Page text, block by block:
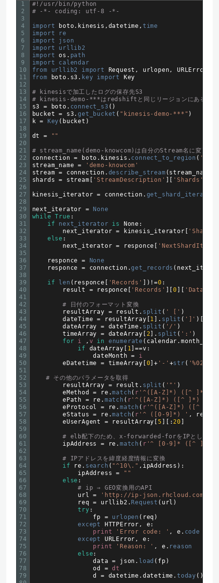
1
2
3
4
5
6
7
8
9
10
11
12
13
14
15
16
17
18
19
20
21
22
23
24
25
26
27
28
29
30
31
32
33
34
35
36
37
38
39
40
41
42
43
44
45
46
47
48
49
50
51
52
53
54
55
56
57
58
59
60
61
62
63
64
65
66
67
68
69
70
71
72
73
74
75
76
77
78
79
#!/usr/bin/python
# -*- coding: utf-8 -*-
import boto. kinesis , datetime , time
import
re
import json
import urllib2
import os . path
import calendar
from
urllib2 import Request , urlopen, URLError
from
boto . s3 . key import Key
# kinesisで加工したログの保存先S3
# kinesis-demo-***はredshiftと同じリージョンにある任意
s3
= boto . connect_s3 ( )
bucket
= s3.get_bucket ( "kinesis-demo-***" )
k = Key ( bucket )
dt = ""
# stream_name(demo-knowcom)は自分のStream名に変更し
connection
= boto . kinesis . connect_to_region ( 'us-
stream_name =
'demo-knowcom'
stream = connection . describe_stream ( stream_name
shards
= stream 'StreamDescription' 'Shards'
kinesis_iterator = connection . get_shard_iterator
next_iterator =
None
while
True :
if
next_iterator is None :
next_iterator = kinesis_iterator
else :
next_iterator = responce
responce =
None
responce
= connection .get_records (
if len ( responce 'Records' ) !=0 :
result
= responce 'Records' [0 'Data'
# 日付のフォーマット変換
resultArray
= result . split ( ' [' )
dateTime = resultArray 1 . split ( ']' )
dateArray
= dateTime . split ( '/' )
timeArray
= dateArray 2 . split ( ':' )
for
i , v in enumerate ( calendar . month_abbr
if
dateArray 1 ]==v :
dateMonth
=
i
eDatetime
= timeArray 0 ]+ '-' +str ( '%02d'
# その他のパラメータを取得
resultArray
= result . split ( '"' )
eMethod
= re .match ( r '^([A-Z]*) ([^ ]*)
ePath
= re . match ( r '^([A-Z]*) ([^ ]*)
eProtocol
= re .match ( r '^([A-Z]*) ([^
eStatus
= re .match ( r '^ ([0-9]*) ' ,
eUserAgent
= resultArray [5 :20
# elb配下のため、x-forwarded-forをIPとして取
ipAddress
= re .match ( r '^ [0-9]* ([^ ]*)
# IPアドレスを緯度経度情報に変換
if
re . search ( "^10\." , ipAddress ) :
ipAddress
=
""
else :
# ip ⇒ GEO変換用のAPI
url
=
'http://ip-json.rhcloud.com/
req
= urllib2 . Request ( url )
try :
fp
= urlopen ( req )
except
HTTPError , e:
print
'Error code: ' , e . code
except URLError , e :
print
'Reason: ' , e . reason
else:
data
= json . load ( fp )
od
=
dt
d
= datetime . datetime .today ( )